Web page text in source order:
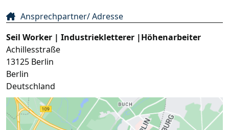
Ansprechpartner/ Adresse
Seil Worker | Industriekletterer |Höhenarbeiter
Achillesstraße
13125 Berlin
Berlin
Deutschland